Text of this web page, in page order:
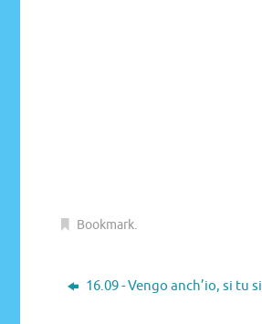
Bookmark.
16.09 - Vengo anch’io, si tu si